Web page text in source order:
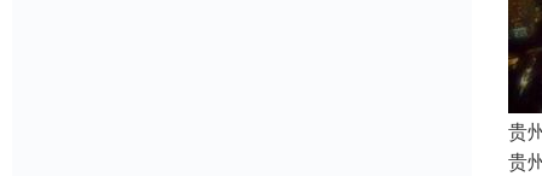
贵
贵